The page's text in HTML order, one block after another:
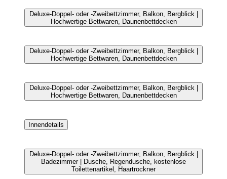
Deluxe-Doppel- oder -Zweibettzimmer, Balkon, Bergblick |
Hochwertige Bettwaren, Daunenbettdecken
Deluxe-Doppel- oder -Zweibettzimmer, Balkon, Bergblick |
Hochwertige Bettwaren, Daunenbettdecken
Deluxe-Doppel- oder -Zweibettzimmer, Balkon, Bergblick |
Hochwertige Bettwaren, Daunenbettdecken
Innendetails
Deluxe-Doppel- oder -Zweibettzimmer, Balkon, Bergblick |
Badezimmer | Dusche, Regendusche, kostenlose
Toilettenartikel, Haartrockner